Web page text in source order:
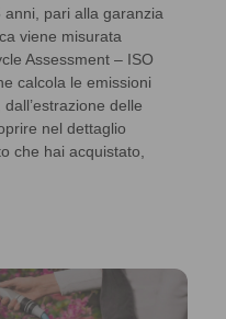
pari alla garanzia
viene misurata
Assessment – ISO
calcola le emissioni
delle
nel dettaglio
che hai acquistato,